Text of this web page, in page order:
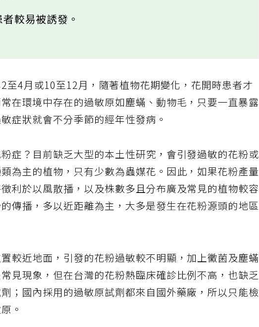
較易被誘發。
至4月或10至12月，隨著植物花期變化，花開時患者才
在環境中存在的過敏原如塵蟎、動物毛，只要一直暴露
症狀就會不分季節的經年性發病。
症？目前缺乏大型的本土性研究，會引發過敏的花粉或
為主的植物，只有少數為蟲媒花。因此，如果花粉產量
利於以風散播，以及株數多且分布廣及常見的植物較容
傳播，多以近距離為主，大多是發生在花粉源頭的地區
較近地面，引發的花粉過敏較不明顯，加上黴菌及塵蟎
見現象，但在台灣的花粉熱臨床確診比例不高，也缺乏
；國內採用的過敏原試劑都來自國外藥廠，所以只能檢
。